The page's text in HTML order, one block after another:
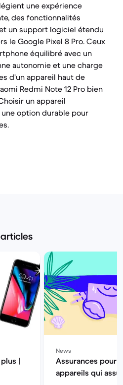
une expérience
des fonctionnalités
un support logiciel étendu
le Google Pixel 8 Pro. Ceux
équilibré avec un
autonomie et une charge
d'un appareil haut de
Redmi Note 12 Pro bien
un appareil
option durable pour
|
News
Assurances pour
appareils qui